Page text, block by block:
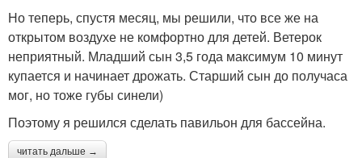
Но теперь, спустя месяц, мы решили, что все же на
открытом воздухе не комфортно для детей. Ветерок
неприятный. Младший сын 3,5 года максимум 10 минут
купается и начинает дрожать. Старший сын до получаса
мог, но тоже губы синели)
Поэтому я решился сделать павильон для бассейна.
читать дальше →